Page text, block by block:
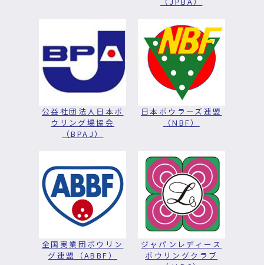
公益社団法人日本ボ
ウリング場協会
（BPAJ）
日本ボウラーズ連盟
（NBF）
全国実業団ボウリン
グ連盟（ABBF）
ジャパンレディース
ボウリングクラブ